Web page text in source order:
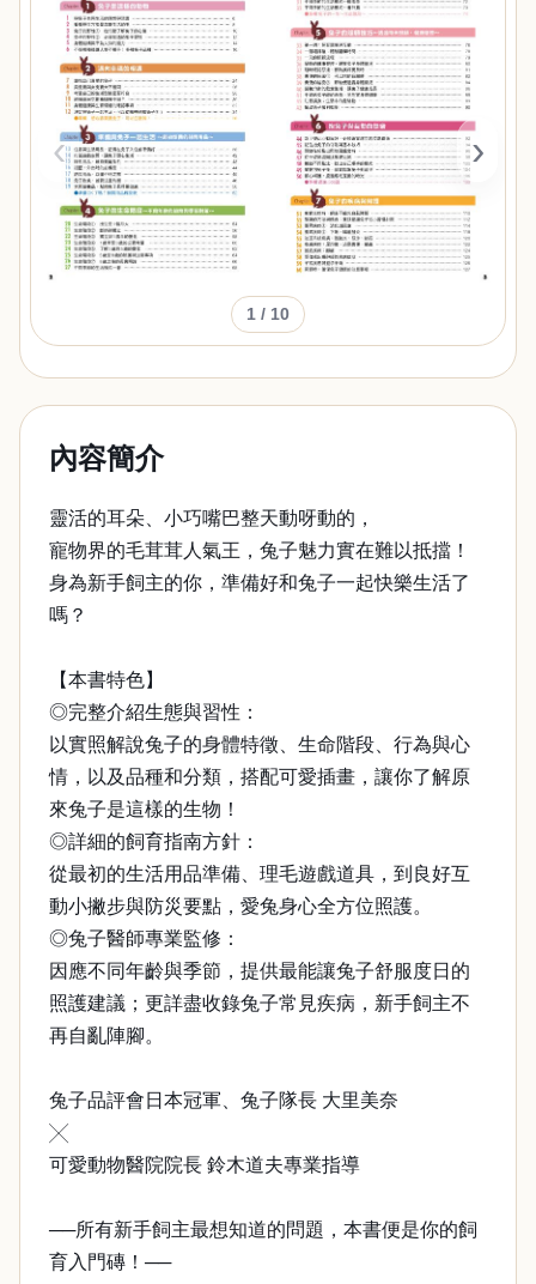
‹ ›
1 / 10
內容簡介
靈活的耳朵、小巧嘴巴整天動呀動的，
寵物界的毛茸茸人氣王，兔子魅力實在難以抵擋！
身為新手飼主的你，準備好和兔子一起快樂生活了
嗎？
【本書特色】
◎完整介紹生態與習性：
以實照解說兔子的身體特徵、生命階段、行為與心
情，以及品種和分類，搭配可愛插畫，讓你了解原
來兔子是這樣的生物！
◎詳細的飼育指南方針：
從最初的生活用品準備、理毛遊戲道具，到良好互
動小撇步與防災要點，愛兔身心全方位照護。
◎兔子醫師專業監修：
因應不同年齡與季節，提供最能讓兔子舒服度日的
照護建議；更詳盡收錄兔子常見疾病，新手飼主不
再自亂陣腳。
兔子品評會日本冠軍、兔子隊長 大里美奈
╳
可愛動物醫院院長 鈴木道夫專業指導
──所有新手飼主最想知道的問題，本書便是你的飼
育入門磚！──